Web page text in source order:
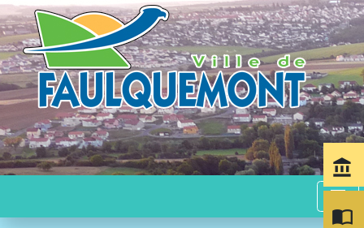
menu
account_balance
import_contacts